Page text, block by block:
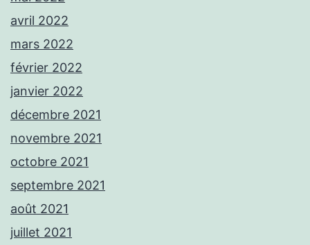
avril 2022
mars 2022
février 2022
janvier 2022
décembre 2021
novembre 2021
octobre 2021
septembre 2021
août 2021
juillet 2021